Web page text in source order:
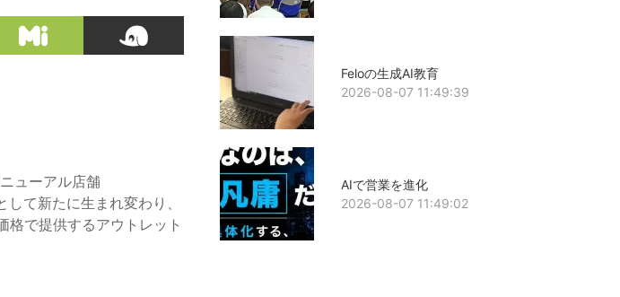
ューアル店舗
て新たに生まれ変わり、
格で提供するアウトレット
Feloの生成AI教育
2026-08-07 11:49:39
AIで営業を進化
2026-08-07 11:49:02